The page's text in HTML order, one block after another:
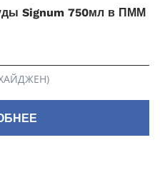
Signum 750мл в ПММ
(ХАЙДЖЕН)